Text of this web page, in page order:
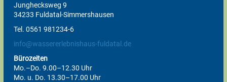
Junghecksweg 9
34233 Fuldatal-Simmershausen
Tel. 0561 981234-6
info@wassererlebnishaus-fuldatal.de
Bürozeiten
Mo.–Do. 9.00–12.30 Uhr
Mo. u. Do. 13.30–17.00 Uhr